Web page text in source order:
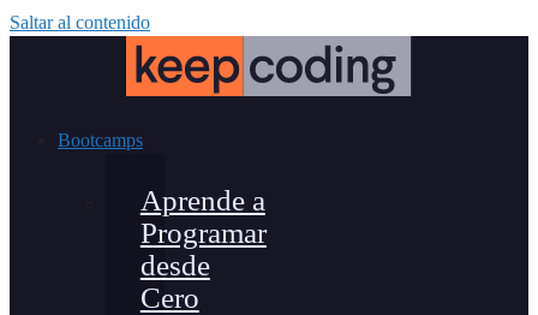
Saltar al contenido
Bootcamps
Aprende a
Programar
desde
Cero